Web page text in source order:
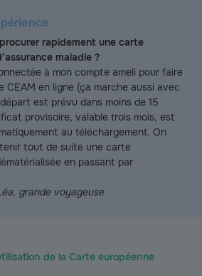
rapidement une carte
maladie ?
à mon compte ameli pour faire
CEAM en ligne (ça marche aussi avec
est prévu dans moins de 15
provisoire, valable trois mois, est
au téléchargement. On
tout de suite une carte
en passant par
grande voyageuse
de la Carte européenne